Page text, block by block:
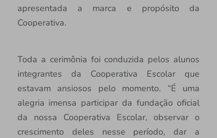
apresentada a marca e propósito da
Cooperativa.
Toda a cerimônia foi conduzida pelos alunos
integrantes da Cooperativa Escolar que
estavam ansiosos pelo momento. “É uma
alegria imensa participar da fundação oficial
da nossa Cooperativa Escolar, observar o
crescimento deles nesse período, dar a